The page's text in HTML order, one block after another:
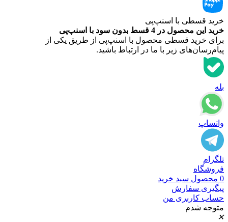
خرید قسطی با اسنپ‌‌پی
خرید این محصول در 4 قسط بدون سود با اسنپ‌‌پی
برای خرید قسطی محصول با اسنپ‌‌پی از طریق یکی از
پیام‌رسان‌های زیر با ما در ارتباط باشید.
بله
واتساپ
تلگرام
فروشگاه
0 محصول سبد خرید
پیگیری سفارش
حساب کاربری من
متوجه شدم
✕